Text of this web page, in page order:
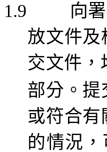
1.9
向
放文件
交文件，
部分。
或符合
的情況